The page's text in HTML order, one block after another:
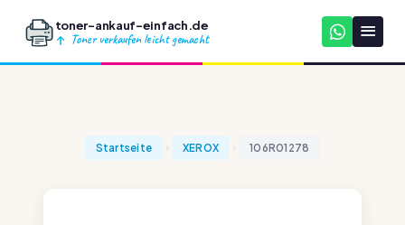
toner-ankauf-einfach.de
Toner verkaufen leicht gemacht
Startseite XEROX 106R01278